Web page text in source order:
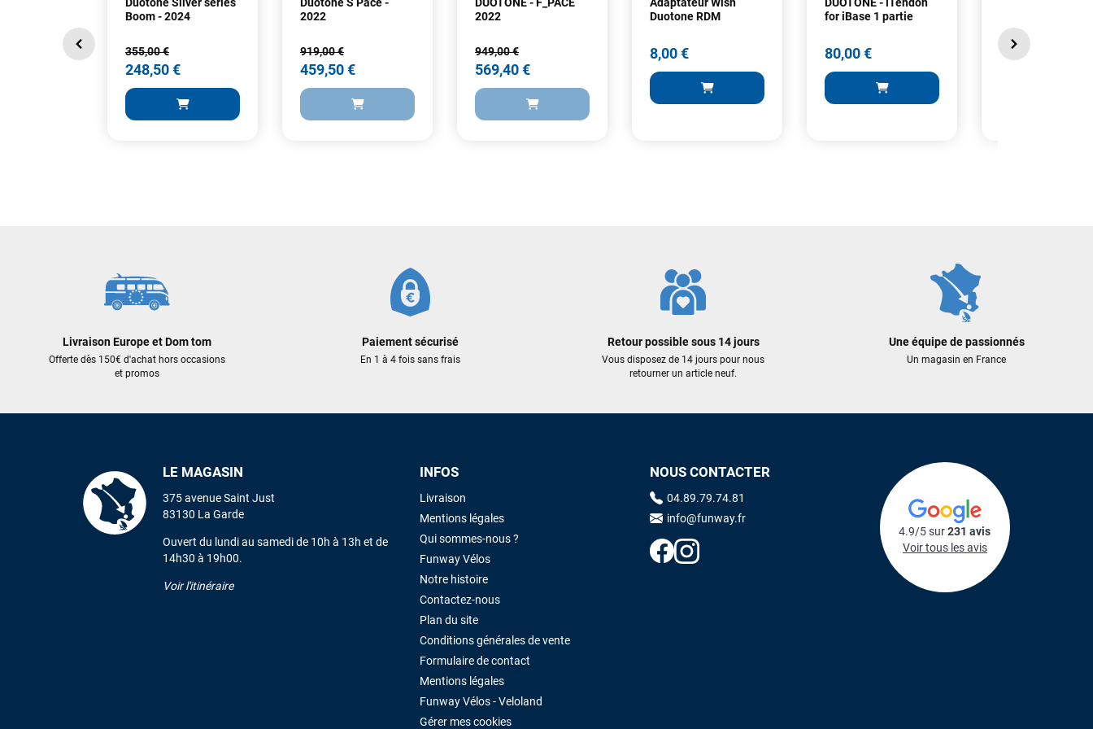
Boom - 2024
355,00 €
248,50 €
2022
919,00 €
459,50 €
2022
949,00 €
569,40 €
Duotone RDM
8,00 €
for iBase 1 partie
80,00 €
parties
115,00 €
Livraison Europe et Dom tom
Offerte dès 150€ d'achat hors occasions
et promos
Paiement sécurisé
En 1 à 4 fois sans frais
Retour possible sous 14 jours
Vous disposez de 14 jours pour nous
retourner un article neuf.
Une équipe de passionnés
Un magasin en France
LE MAGASIN
375 avenue Saint Just
83130 La Garde
Ouvert du lundi au samedi de 10h à 13h et de
14h30 à 19h00.
Voir l'itinéraire
INFOS
Livraison
Mentions légales
Qui sommes-nous ?
Funway Vélos
Notre histoire
Contactez-nous
Plan du site
Conditions générales de vente
Formulaire de contact
Mentions légales
Funway Vélos - Veloland
Gérer mes cookies
NOUS CONTACTER
04.89.79.74.81
info@funway.fr
4.9/5 sur231 avis
Voir tous les avis